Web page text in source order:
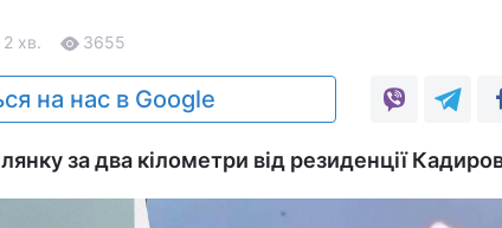
2 хв. 3655
на нас в Google
за два кілометри від резиденції